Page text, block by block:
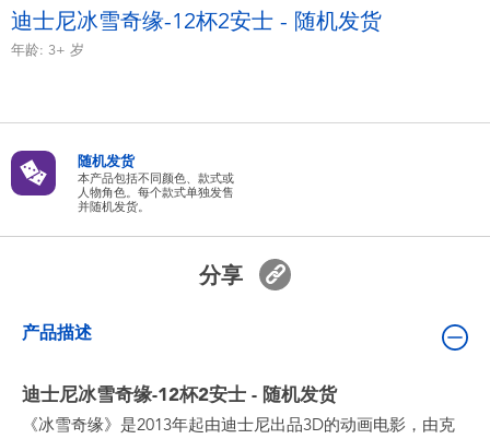
毛绒公仔玩具
电池
玩具促销
玩具清货
迪士尼冰雪奇缘-12杯2安士 - 随机发货
年龄: 3+ 岁
随机发货
本产品包括不同颜色、款式或
人物角色。每个款式单独发售
并随机发货。
分享
产品描述
迪士尼冰雪奇缘-12杯2安士 - 随机发货
《冰雪奇缘》是2013年起由迪士尼出品3D的动画电影，由克